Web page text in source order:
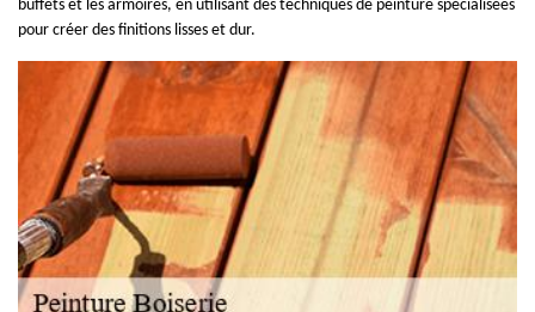
buffets et les armoires, en utilisant des techniques de peinture spécialisées
pour créer des finitions lisses et dur.